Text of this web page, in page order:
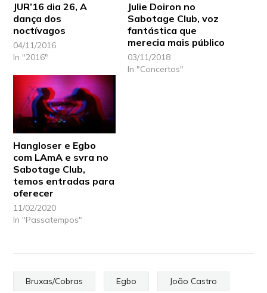
JUR’16 dia 26, A
dança dos
noctívagos
04/11/2016
In "2016"
Julie Doiron no
Sabotage Club, voz
fantástica que
merecia mais público
03/11/2018
In "Concertos"
Hangloser e Egbo
com LAmA e svra no
Sabotage Club,
temos entradas para
oferecer
11/02/2020
In "Passatempos"
Bruxas/Cobras Egbo João Castro